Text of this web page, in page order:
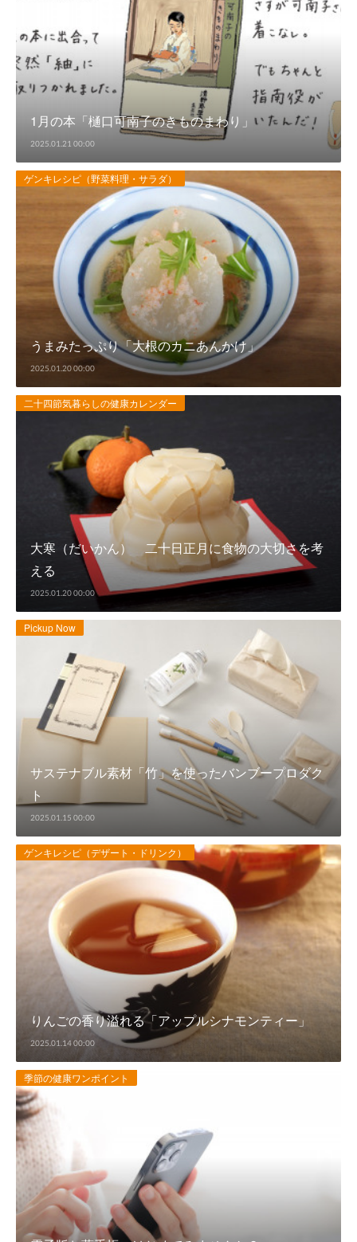
1月の本「樋口可南子のきものまわり」
2025.01.21 00:00
ゲンキレシピ（野菜料理・サラダ）
うまみたっぷり「大根のカニあんかけ」
2025.01.20 00:00
二十四節気暮らしの健康カレンダー
大寒（だいかん） 二十日正月に食物の大切さを考
える
2025.01.20 00:00
Pickup Now
サステナブル素材「竹」を使ったバンブープロダク
ト
2025.01.15 00:00
ゲンキレシピ（デザート・ドリンク）
りんごの香り溢れる「アップルシナモンティー」
2025.01.14 00:00
季節の健康ワンポイント